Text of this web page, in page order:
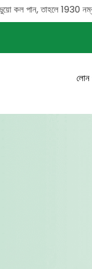
1930 নম্বরে কল করে
লোন